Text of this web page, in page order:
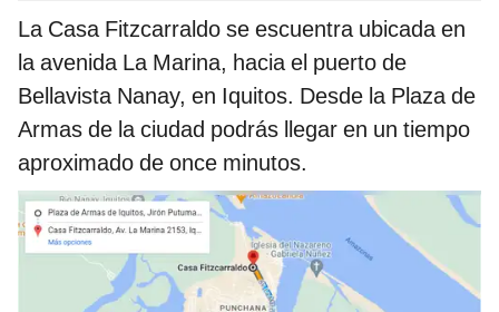
La Casa Fitzcarraldo se escuentra ubicada en
la avenida La Marina, hacia el puerto de
Bellavista Nanay, en Iquitos. Desde la Plaza de
Armas de la ciudad podrás llegar en un tiempo
aproximado de once minutos.